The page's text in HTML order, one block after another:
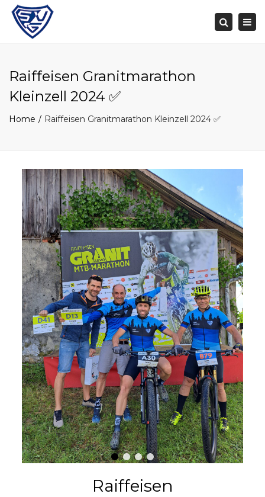
Raiffeisen Granitmarathon
Kleinzell 2024 ✅
Home Raiffeisen Granitmarathon Kleinzell 2024 ✅
Raiffeisen